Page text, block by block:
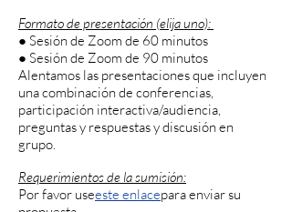
Formato de presentación (elija uno):
● Sesión de Zoom de 60 minutos
● Sesión de Zoom de 90 minutos
Alentamos las presentaciones que incluyen
una combinación de conferencias,
participación interactiva/audiencia,
preguntas y respuestas y discusión en
grupo.
Requerimientos de la sumisión:
Por favor useeste enlacepara enviar su